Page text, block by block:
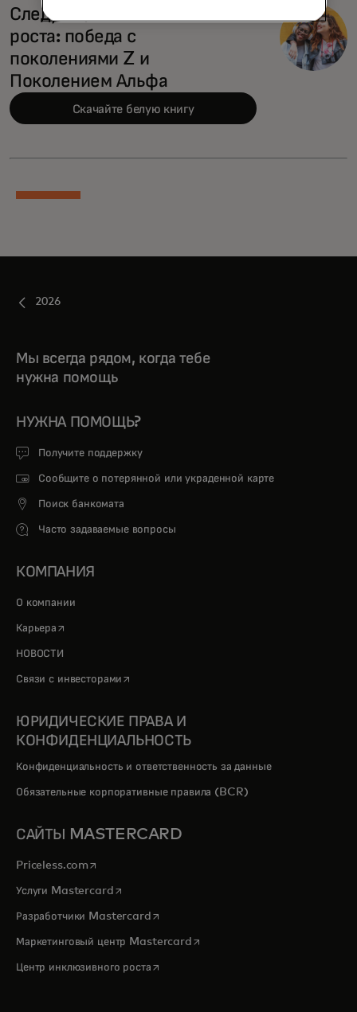
Следующее поколение
роста: победа с
поколениями Z и
Поколением Альфа
Скачайте белую книгу
2026
Мы всегда рядом, когда тебе
нужна помощь
НУЖНА ПОМОЩЬ?
Получите поддержку
Сообщите о потерянной или украденной карте
Поиск банкомата
Часто задаваемые вопросы
КОМПАНИЯ
О компании
Карьера opens in a new tab
НОВОСТИ
Связи с инвесторами opens in a new tab
ЮРИДИЧЕСКИЕ ПРАВА И
КОНФИДЕНЦИАЛЬНОСТЬ
Конфиденциальность и ответственность за данные
Обязательные корпоративные правила (BCR)
САЙТЫ MASTERCARD
Priceless.com opens in a new tab
Услуги Mastercardopens in a new tab
Разработчики Mastercardopens in a new tab
Маркетинговый центр Mastercardopens in a new tab
Центр инклюзивного ростаopens in a new tab